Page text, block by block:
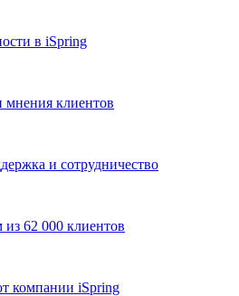
в iSpring
мнения клиентов
и сотрудничество
62 000 клиентов
компании iSpring